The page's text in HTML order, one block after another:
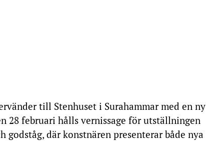
till Stenhuset i Surahammar med en ny
28 februari hålls vernissage för utställningen
godståg, där konstnären presenterar både nya